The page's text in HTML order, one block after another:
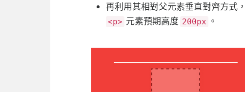
再利用其相對父元素垂直對齊方式，
<p> 元素預期高度 200px 。